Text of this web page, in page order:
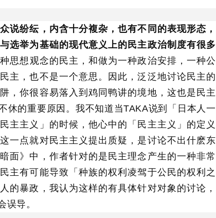
说纷纭，内含十分複杂，也有不同的表现形态，
选举为基础的现代意义上的民主政治制度有很多
种思想观念的民主，和做为一种政治安排，一种公
主，也不是一个意思。因此，泛泛地讨论民主的
，你很容易落入到鸡同鸭讲的境地，这也是民主
休的重要原因。我不知道当TAKA说到「日本人一
主主义」的时候，他心中的「民主主义」的定义
一点就对民主主义提出质疑，是讨论不出什麽东
面》中，作者针对的是民主理念产生的一种非常
主有可能导致「种族的权利凌驾于公民的权利之
的暴政，我认为这样的有具体针对对象的讨论，
误导。